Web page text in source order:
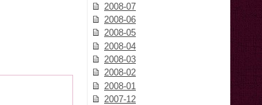
2008-07
2008-06
2008-05
2008-04
2008-03
2008-02
2008-01
2007-12